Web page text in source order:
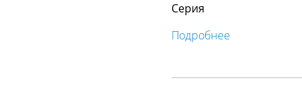
Серия
Подробнее